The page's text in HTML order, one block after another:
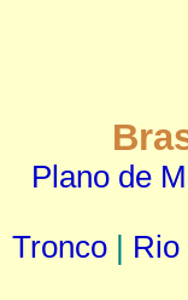
Plano de
Tronco
Rio